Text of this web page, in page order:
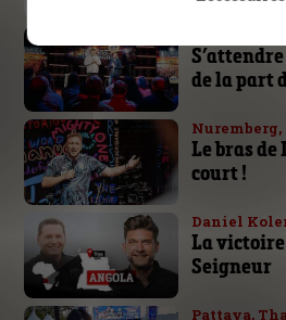
de la part
Le bras de
court !
Daniel
La
Seigneur
Pattaya,